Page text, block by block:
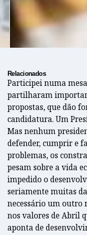
Relacionados
Participei numa
partilharam
propostas, que dão
candidatura. Um
Mas nenhum
defender, cumprir e
problemas, os
pesam sobre a vida
impedido o
seriamente muitas
necessário um outro
nos valores de Abril
aponta de